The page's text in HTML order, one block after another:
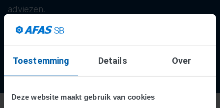
Toestemming Details Over
Deze website maakt gebruik van cookies
adviezen.